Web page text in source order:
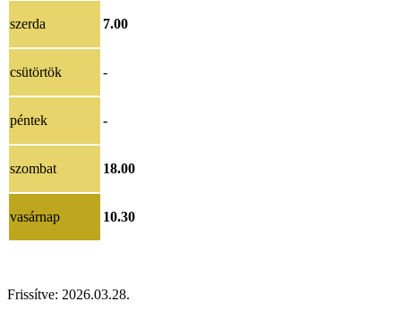
szerda 7.00
csütörtök -
péntek -
szombat 18.00
vasárnap 10.30
Frissítve: 2026.03.28.